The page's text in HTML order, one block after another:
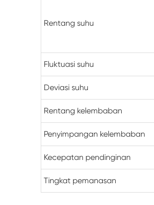
Rentang suhu
Fluktuasi suhu
Deviasi suhu
Rentang kelembaban
Penyimpangan kelembaban
Kecepatan pendinginan
Tingkat pemanasan